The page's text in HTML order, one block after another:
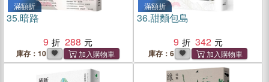
滿額折
35.暗路
9
288
庫存：10
滿額折
36.甜麵包島
9
342
庫存：6